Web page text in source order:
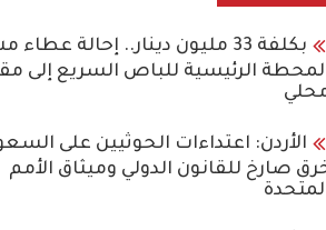
بكلفة 33 مليون دينار.. إحالة
الرئيسية للباص السريع إلى
الأردن: اعتداءات الحوثيين على
صارخ للقانون الدولي وميثاق الأمم